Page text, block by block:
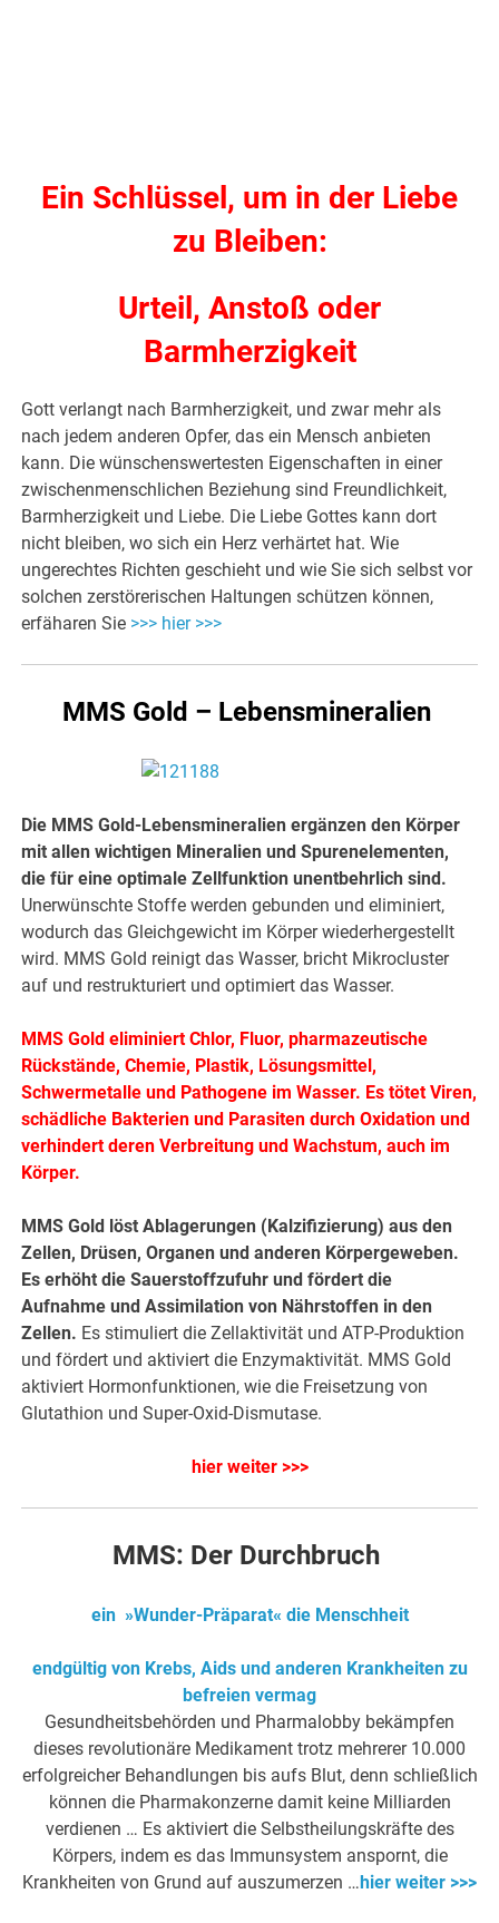
Ein Schlüssel, um in der Liebe
zu Bleiben:
Urteil, Anstoß oder
Barmherzigkeit
Gott verlangt nach Barmherzigkeit, und zwar mehr als
nach jedem anderen Opfer, das ein Mensch anbieten
kann. Die wünschenswertesten Eigenschaften in einer
zwischenmenschlichen Beziehung sind Freundlichkeit,
Barmherzigkeit und Liebe. Die Liebe Gottes kann dort
nicht bleiben, wo sich ein Herz verhärtet hat. Wie
ungerechtes Richten geschieht und wie Sie sich selbst vor
solchen zerstörerischen Haltungen schützen können,
erfäharen Sie >>> hier >>>
MMS Gold – Lebensmineralien
Die MMS Gold-Lebensmineralien ergänzen den Körper
mit allen wichtigen Mineralien und Spurenelementen,
die für eine optimale Zellfunktion unentbehrlich sind.
Unerwünschte Stoffe werden gebunden und eliminiert,
wodurch das Gleichgewicht im Körper wiederhergestellt
wird. MMS Gold reinigt das Wasser, bricht Mikrocluster
auf und restrukturiert und optimiert das Wasser.
MMS Gold eliminiert Chlor, Fluor, pharmazeutische
Rückstände, Chemie, Plastik, Lösungsmittel,
Schwermetalle und Pathogene im Wasser. Es tötet Viren,
schädliche Bakterien und Parasiten durch Oxidation und
verhindert deren Verbreitung und Wachstum, auch im
Körper.
MMS Gold löst Ablagerungen (Kalzifizierung) aus den
Zellen, Drüsen, Organen und anderen Körpergeweben.
Es erhöht die Sauerstoffzufuhr und fördert die
Aufnahme und Assimilation von Nährstoffen in den
Zellen. Es stimuliert die Zellaktivität und ATP-Produktion
und fördert und aktiviert die Enzymaktivität. MMS Gold
aktiviert Hormonfunktionen, wie die Freisetzung von
Glutathion und Super-Oxid-Dismutase.
hier weiter >>>
MMS: Der Durchbruch
ein »Wunder-Präparat« die Menschheit
endgültig von Krebs, Aids und anderen Krankheiten zu
befreien vermag
Gesundheitsbehörden und Pharmalobby bekämpfen
dieses revolutionäre Medikament trotz mehrerer 10.000
erfolgreicher Behandlungen bis aufs Blut, denn schließlich
können die Pharmakonzerne damit keine Milliarden
verdienen … Es aktiviert die Selbstheilungskräfte des
Körpers, indem es das Immunsystem anspornt, die
Krankheiten von Grund auf auszumerzen … hier weiter >>>